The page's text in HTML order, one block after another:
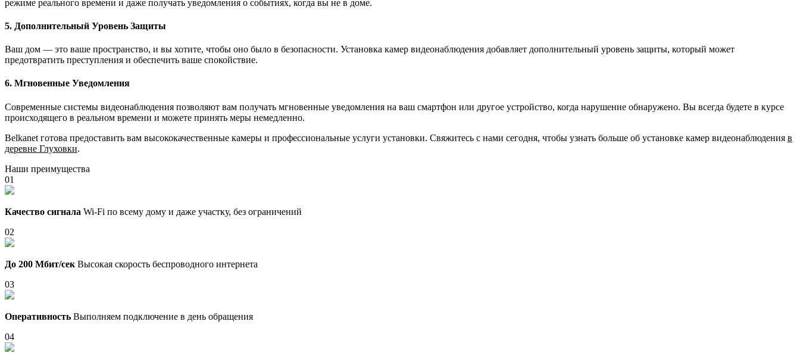
режиме реального времени и даже получать уведомления о событиях, когда вы не в доме.
5. Дополнительный Уровень Защиты
Ваш дом — это ваше пространство, и вы хотите, чтобы оно было в безопасности. Установка камер видеонаблюдения добавляет дополнительный уровень защиты, который может
предотвратить преступления и обеспечить ваше спокойствие.
6. Мгновенные Уведомления
Современные системы видеонаблюдения позволяют вам получать мгновенные уведомления на ваш смартфон или другое устройство, когда нарушение обнаружено. Вы всегда будете в курсе
происходящего в реальном времени и можете принять меры немедленно.
Belkanet готова предоставить вам высококачественные камеры и профессиональные услуги установки. Свяжитесь с нами сегодня, чтобы узнать больше об установке камер видеонаблюдения в
деревне Глуховки.
Наши преимущества
01
Качество сигнала Wi-Fi по всему дому и даже участку, без ограничений
02
До 200 Мбит/сек Высокая скорость беспроводного интернета
03
Оперативность Выполняем подключение в день обращения
04